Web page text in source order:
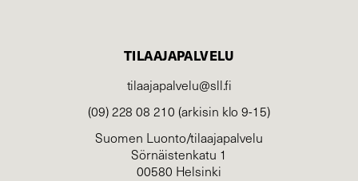
TILAAJAPALVELU
tilaajapalvelu@sll.fi
(09) 228 08 210 (arkisin klo 9-15)
Suomen Luonto/tilaajapalvelu
Sörnäistenkatu 1
00580 Helsinki